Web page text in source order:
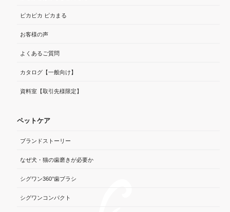
ピカピカ ピカまる
お客様の声
よくあるご質問
カタログ【一般向け】
資料室【取引先様限定】
ペットケア
ブランドストーリー
なぜ犬・猫の歯磨きが必要か
シグワン360°歯ブラシ
シグワンコンパクト